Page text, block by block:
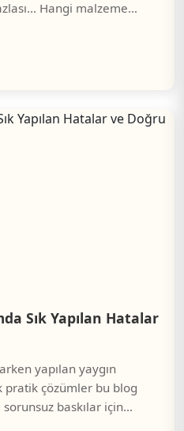
Hangi malzeme
Sık Yapılan Hatalar
yapılan yaygın
çözümler bu blog
baskılar için